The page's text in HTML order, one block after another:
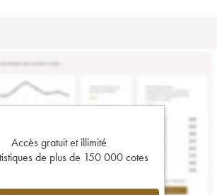
Accès gratuit et illimité
de plus de 150 000 cotes